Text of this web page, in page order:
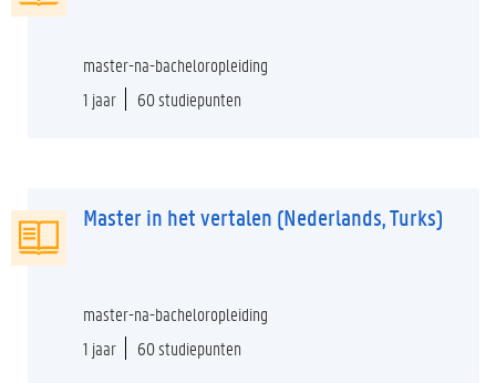
master-na-bacheloropleiding
1 jaar
60 studiepunten
Master in het vertalen (Nederlands, Turks)
master-na-bacheloropleiding
1 jaar
60 studiepunten